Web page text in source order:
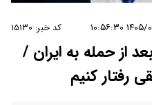
۱۰:۵۶:۳۰ کد خبر: ۱۵۱۳۰
از حمله به ایران /
رفتار کنیم